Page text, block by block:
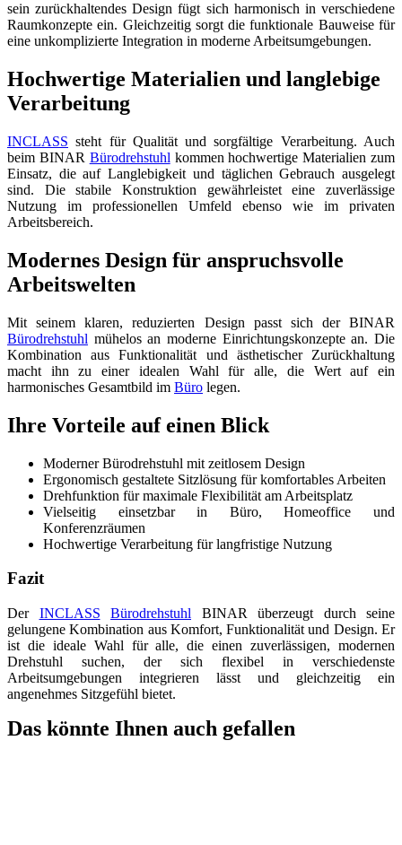
sein zurückhaltendes Design fügt sich harmonisch in verschiedene
Raumkonzepte ein. Gleichzeitig sorgt die funktionale Bauweise für
eine unkomplizierte Integration in moderne Arbeitsumgebungen.
Hochwertige Materialien und langlebige
Verarbeitung
INCLASS steht für Qualität und sorgfältige Verarbeitung. Auch
beim BINAR Bürodrehstuhl kommen hochwertige Materialien zum
Einsatz, die auf Langlebigkeit und täglichen Gebrauch ausgelegt
sind. Die stabile Konstruktion gewährleistet eine zuverlässige
Nutzung im professionellen Umfeld ebenso wie im privaten
Arbeitsbereich.
Modernes Design für anspruchsvolle
Arbeitswelten
Mit seinem klaren, reduzierten Design passt sich der BINAR
Bürodrehstuhl mühelos an moderne Einrichtungskonzepte an. Die
Kombination aus Funktionalität und ästhetischer Zurückhaltung
macht ihn zu einer idealen Wahl für alle, die Wert auf ein
harmonisches Gesamtbild im Büro legen.
Ihre Vorteile auf einen Blick
Moderner Bürodrehstuhl mit zeitlosem Design
Ergonomisch gestaltete Sitzlösung für komfortables Arbeiten
Drehfunktion für maximale Flexibilität am Arbeitsplatz
Vielseitig einsetzbar in Büro, Homeoffice und
Konferenzräumen
Hochwertige Verarbeitung für langfristige Nutzung
Fazit
Der INCLASS Bürodrehstuhl BINAR überzeugt durch seine
gelungene Kombination aus Komfort, Funktionalität und Design. Er
ist die ideale Wahl für alle, die einen zuverlässigen, modernen
Drehstuhl suchen, der sich flexibel in verschiedenste
Arbeitsumgebungen integrieren lässt und gleichzeitig ein
angenehmes Sitzgefühl bietet.
Das könnte Ihnen auch gefallen